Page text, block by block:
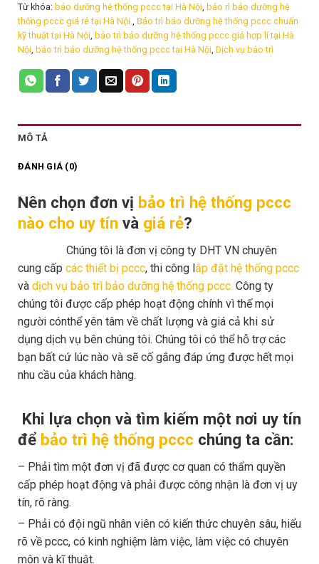
Từ khóa: bảo dưỡng hệ thống pccc tại Hà Nội bảo rì bảo dưỡng hệ
thống pccc giá rẻ tại Hà Nội. Bảo trì bảo dưỡng hệ thống pccc chuẩn
kỹ thuật tại Hà Nội bảo trì bảo dưỡng hệ thống pccc giá hợp lí tại Hà
Nội bảo trì bảo dưỡng hệ thống pccc tại Hà Nội Dịch vụ bảo trì
MÔ TẢ
ĐÁNH GIÁ (0)
Nên chọn đơn vị bảo trì hệ thống pccc
nào cho uy tín và giá rẻ?
Chúng tôi là đơn vị công ty DHT VN chuyên
cung cấp các thiết bị pccc, thi công lắp đặt hệ thống pccc
và dịch vụ bảo trì bảo dưỡng hệ thống pccc. Công ty
chúng tôi được cấp phép hoạt động chính vì thế mọi
người cónthể yên tâm về chất lượng và giá cả khi sử
dụng dịch vụ bên chúng tôi. Chúng tôi có thể hỗ trợ các
bạn bất cứ lúc nào và sẽ cố gắng đáp ứng được hết mọi
nhu cầu của khách hàng.
Khi lựa chọn và tìm kiếm một nơi uy tín
để bảo trì hệ thống pccc chúng ta cần:
– Phải tìm một đơn vị đã được cơ quan có thẩm quyền
cấp phép hoạt động và phải được công nhận là đơn vị uy
tín, rõ ràng.
– Phải có đội ngũ nhân viên có kiến thức chuyên sâu, hiểu
rõ về pccc, có kinh nghiệm làm việc, làm việc có chuyên
môn và kĩ thuật.